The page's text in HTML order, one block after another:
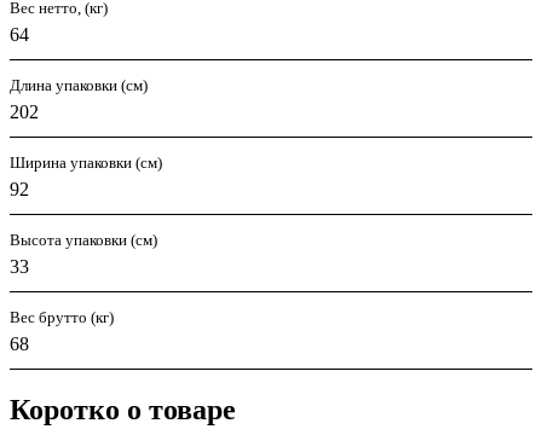
Вес нетто, (кг)
64
Длина упаковки (см)
202
Ширина упаковки (см)
92
Высота упаковки (см)
33
Вес брутто (кг)
68
Коротко о товаре